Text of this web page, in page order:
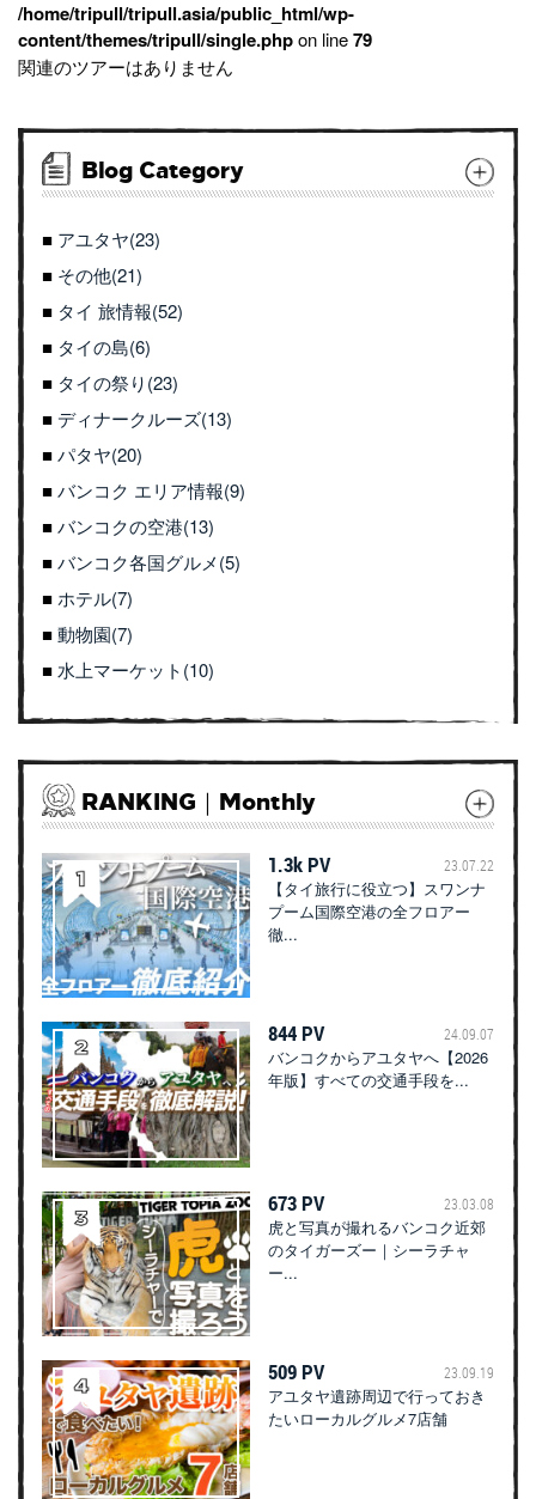
/home/tripull/tripull.asia/public_html/wp-
content/themes/tripull/single.phpon line79
関連のツアーはありません
Blog Category
アユタヤ(23)
その他(21)
タイ 旅情報(52)
タイの島(6)
タイの祭り(23)
ディナークルーズ(13)
パタヤ(20)
バンコク エリア情報(9)
バンコクの空港(13)
バンコク各国グルメ(5)
ホテル(7)
動物園(7)
水上マーケット(10)
RANKING｜Monthly
1.3k PV 23.07.22
【タイ旅行に役立つ】スワンナ
プーム国際空港の全フロアー
徹...
844 PV 24.09.07
バンコクからアユタヤへ【2026
年版】すべての交通手段を...
673 PV 23.03.08
虎と写真が撮れるバンコク近郊
のタイガーズー｜シーラチャ
ー...
509 PV 23.09.19
アユタヤ遺跡周辺で行っておき
たいローカルグルメ7店舗